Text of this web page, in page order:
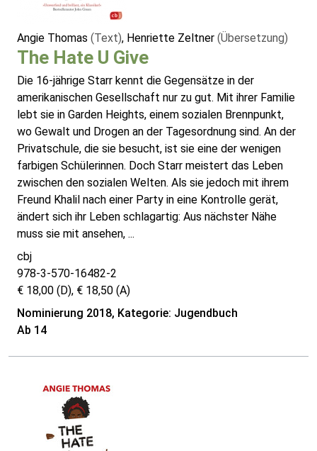
Angie Thomas (Text), Henriette Zeltner (Übersetzung)
The Hate U Give
Die 16-jährige Starr kennt die Gegensätze in der
amerikanischen Gesellschaft nur zu gut. Mit ihrer Familie
lebt sie in Garden Heights, einem sozialen Brennpunkt,
wo Gewalt und Drogen an der Tagesordnung sind. An der
Privatschule, die sie besucht, ist sie eine der wenigen
farbigen Schülerinnen. Doch Starr meistert das Leben
zwischen den sozialen Welten. Als sie jedoch mit ihrem
Freund Khalil nach einer Party in eine Kontrolle gerät,
ändert sich ihr Leben schlagartig: Aus nächster Nähe
muss sie mit ansehen, ...
cbj
978-3-570-16482-2
€ 18,00 (D), € 18,50 (A)
Nominierung 2018, Kategorie: Jugendbuch
Ab 14